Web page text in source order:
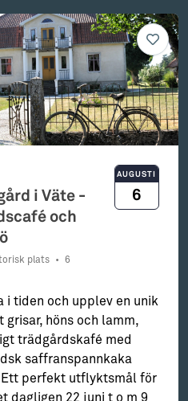
i Väte -
och
plats •
6
AUGUSTI
6
i tiden och upplev en unik
höns och lamm,
trädgårdskafé med
saffranspannkaka
perfekt utflyktsmål för
dagligen 22 juni t o m 9